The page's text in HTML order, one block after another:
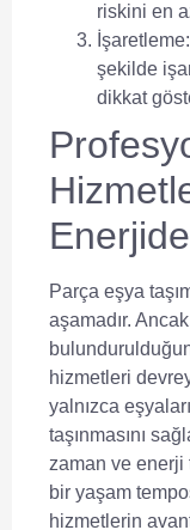
riskini en
İşaretleme:
şekilde
dikkat
Parça eşya
aşamadır.
hizmetleri
yalnızca
taşınmasını
zaman ve enerji
bir yaşam
hizmetlerin